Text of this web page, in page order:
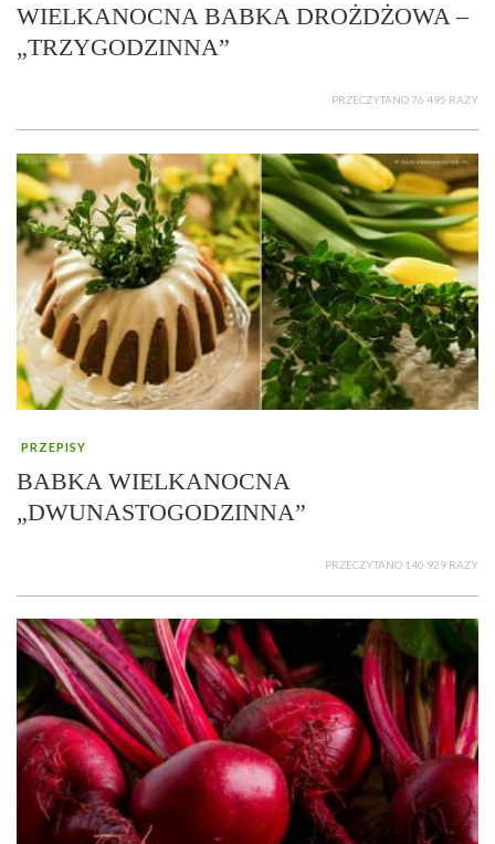
WIELKANOCNA BABKA DROŻDŻOWA –
„TRZYGODZINNA”
PRZECZYTANO 76 495 RAZY
PRZEPISY
BABKA WIELKANOCNA
„DWUNASTOGODZINNA”
PRZECZYTANO 140 929 RAZY